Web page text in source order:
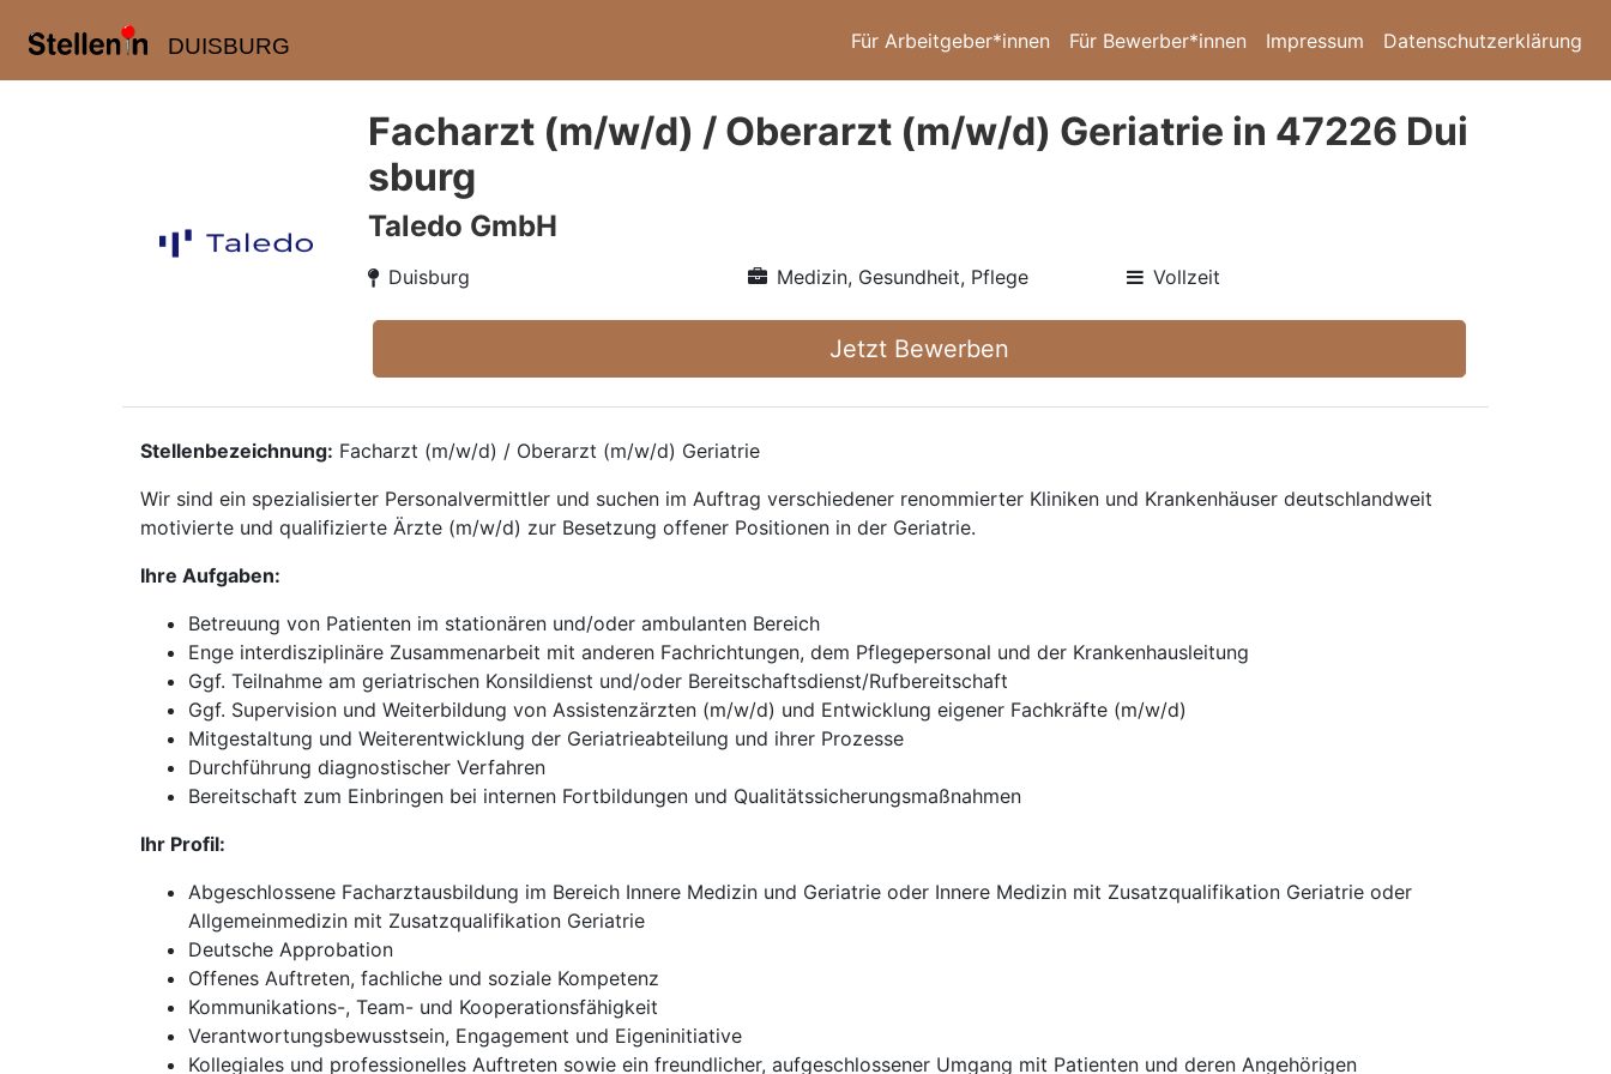
DUISBURG Für Arbeitgeber*innen Für Bewerber*innen Impressum Datenschutzerklärung
Facharzt (m/w/d) / Oberarzt (m/w/d) Geriatrie in 47226 Dui
sburg
Taledo GmbH
Duisburg Medizin, Gesundheit, Pflege Vollzeit
Jetzt Bewerben
Stellenbezeichnung: Facharzt (m/w/d) / Oberarzt (m/w/d) Geriatrie
Wir sind ein spezialisierter Personalvermittler und suchen im Auftrag verschiedener renommierter Kliniken und Krankenhäuser deutschlandweit
motivierte und qualifizierte Ärzte (m/w/d) zur Besetzung offener Positionen in der Geriatrie.
Ihre Aufgaben:
Betreuung von Patienten im stationären und/oder ambulanten Bereich
Enge interdisziplinäre Zusammenarbeit mit anderen Fachrichtungen, dem Pflegepersonal und der Krankenhausleitung
Ggf. Teilnahme am geriatrischen Konsildienst und/oder Bereitschaftsdienst/Rufbereitschaft
Ggf. Supervision und Weiterbildung von Assistenzärzten (m/w/d) und Entwicklung eigener Fachkräfte (m/w/d)
Mitgestaltung und Weiterentwicklung der Geriatrieabteilung und ihrer Prozesse
Durchführung diagnostischer Verfahren
Bereitschaft zum Einbringen bei internen Fortbildungen und Qualitätssicherungsmaßnahmen
Ihr Profil:
Abgeschlossene Facharztausbildung im Bereich Innere Medizin und Geriatrie oder Innere Medizin mit Zusatzqualifikation Geriatrie oder
Allgemeinmedizin mit Zusatzqualifikation Geriatrie
Deutsche Approbation
Offenes Auftreten, fachliche und soziale Kompetenz
Kommunikations-, Team- und Kooperationsfähigkeit
Verantwortungsbewusstsein, Engagement und Eigeninitiative
Kollegiales und professionelles Auftreten sowie ein freundlicher, aufgeschlossener Umgang mit Patienten und deren Angehörigen